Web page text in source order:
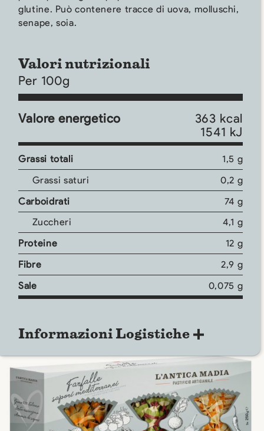
glutine. Può contenere tracce di uova, molluschi,
senape, soia.
Valori nutrizionali
Per 100g
Valore energetico
363 kcal
1541 kJ
Grassi totali
1,5 g
Grassi saturi
0,2 g
Carboidrati
74 g
Zuccheri
4,1 g
Proteine
12 g
Fibre
2,9 g
Sale
0,075 g
Informazioni Logistiche